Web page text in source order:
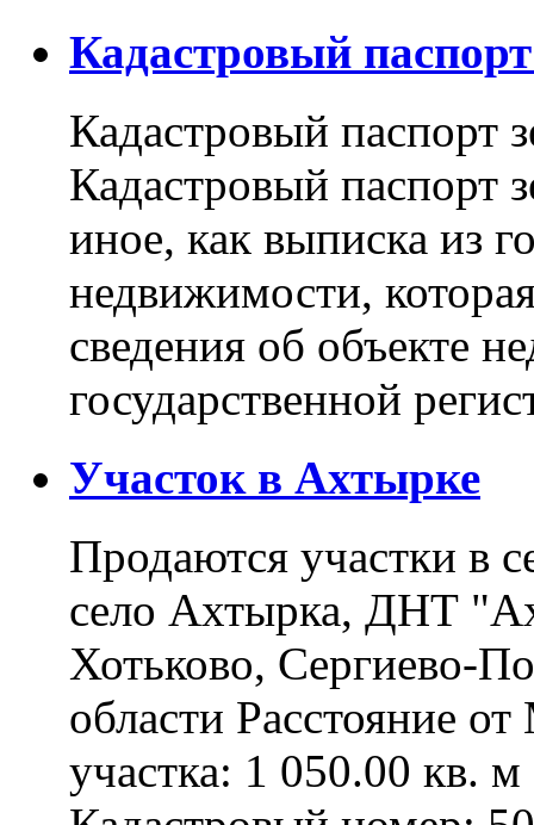
Кадастровый
Кадастровый паспорт
Кадастровый паспорт
иное, как выписка из
недвижимости,
сведения об объекте
государственной
Участок в Ахтырке
Продаются участки в
село Ахтырка, ДНТ
Хотьково, Сергиево-
области Расстояние
участка: 1 050.00 кв.